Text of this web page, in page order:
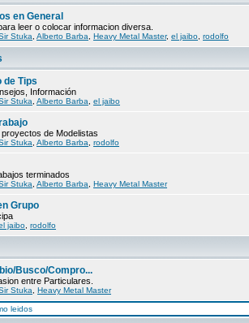
en General
leer o colocar informacion diversa.
Stuka Alberto Barba Heavy Metal Master, el jaibo rodolfo
de Tips
Información
Stuka Alberto Barba el jaibo
de Modelistas
Stuka Alberto Barba rodolfo
terminados
Stuka Alberto Barba Heavy Metal Master
Grupo
jaibo rodolfo
Busco/Compro...
entre Particulares.
Stuka Heavy Metal Master
leidos